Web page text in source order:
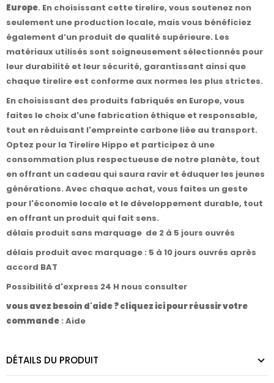
Europe. En choisissant cette tirelire, vous soutenez non
seulement une production locale, mais vous bénéficiez
également d’un produit de qualité supérieure. Les
matériaux utilisés sont soigneusement sélectionnés pour
leur durabilité et leur sécurité, garantissant ainsi que
chaque tirelire est conforme aux normes les plus strictes.
En choisissant des produits fabriqués en Europe, vous
faites le choix d'une fabrication éthique et responsable,
tout en réduisant l'empreinte carbone liée au transport.
Optez pour la Tirelire Hippo et participez à une
consommation plus respectueuse de notre planète, tout
en offrant un cadeau qui saura ravir et éduquer les jeunes
générations. Avec chaque achat, vous faites un geste
pour l'économie locale et le développement durable, tout
en offrant un produit qui fait sens.
délais produit sans marquage de 2 à 5 jours ouvrés
délais produit avec marquage : 5 à 10 jours ouvrés après
accord BAT
Possibilité d'express 24 H nous consulter
vous avez besoin d'aide ? cliquez ici pour réussir votre
commande : Aide
DÉTAILS DU PRODUIT